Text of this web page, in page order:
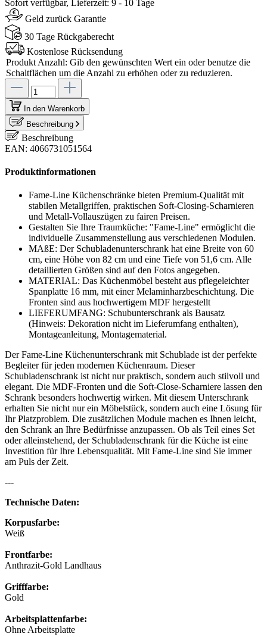
Sofort verfügbar, Lieferzeit: 9 - 10 Tage
Geld zurück Garantie
30 Tage Rückgaberecht
Kostenlose Rücksendung
Produkt Anzahl: Gib den gewünschten Wert ein oder benutze die
Schaltflächen um die Anzahl zu erhöhen oder zu reduzieren.
In den Warenkorb
Beschreibung
Beschreibung
EAN: 4066731051564
Produktinformationen
Fame-Line Küchenschränke bieten Premium-Qualität mit
stabilen Metallgriffen, praktischen Soft-Closing-Scharnieren
und Metall-Vollauszügen zu fairen Preisen.
Gestalten Sie Ihre Traumküche: "Fame-Line" ermöglicht die
individuelle Zusammenstellung aus verschiedenen Modulen.
MAßE: Der Schubladenunterschrank hat eine Breite von 60
cm, eine Höhe von 82 cm und eine Tiefe von 51,6 cm. Alle
detaillierten Größen sind auf den Fotos angegeben.
MATERIAL: Das Küchenmöbel besteht aus pflegeleichter
Spanplatte 16 mm, mit einer Melaminharzbeschichtung. Die
Fronten sind aus hochwertigem MDF hergestellt
LIEFERUMFANG: Schubunterschrank als Bausatz
(Hinweis: Dekoration nicht im Lieferumfang enthalten),
Montageanleitung, Montagematerial.
Der Fame-Line Küchenunterschrank mit Schublade ist der perfekte
Begleiter für jeden modernen Küchenraum. Dieser
Schubladenschrank ist nicht nur praktisch, sondern auch stilvoll und
elegant. Die MDF-Fronten und die Soft-Close-Scharniere lassen den
Schrank besonders hochwertig wirken. Mit diesem Unterschrank
erhalten Sie nicht nur ein Möbelstück, sondern auch eine Lösung für
Ihr Platzproblem. Die zusätzlichen Module machen es Ihnen leicht,
den Schrank an Ihre Bedürfnisse anzupassen. Ob als Teil eines Set
oder alleinstehend, der Schubladenschrank für die Küche ist eine
Investition für Ihre Lebensqualität. Mit Fame-Line sind Sie immer
am Puls der Zeit.
---
Technische Daten:
Korpusfarbe:
Weiß
Frontfarbe:
Anthrazit-Gold Landhaus
Grifffarbe:
Gold
Arbeitsplattenfarbe:
Ohne Arbeitsplatte